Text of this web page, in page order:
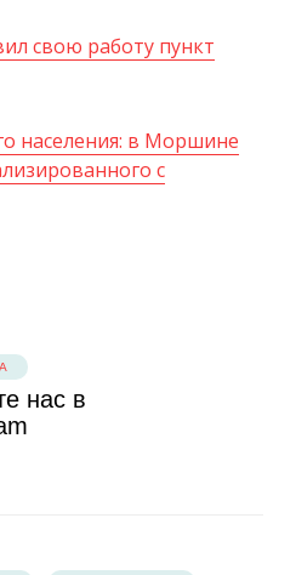
свою работу пункт
населения: в Моршине
с
нас в